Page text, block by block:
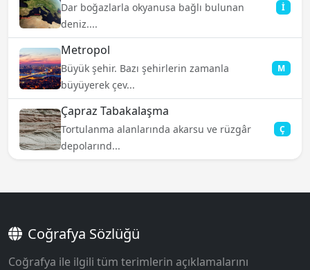
Dar boğazlarla okyanusa bağlı bulunan
deniz....
İ
Metropol
Büyük şehir. Bazı şehirlerin zamanla
büyüyerek çev...
M
Çapraz Tabakalaşma
Tortulanma alanlarında akarsu ve rüzgâr
depolarınd...
Ç
Coğrafya Sözlüğü
Coğrafya ile ilgili tüm terimlerin açıklamalarını